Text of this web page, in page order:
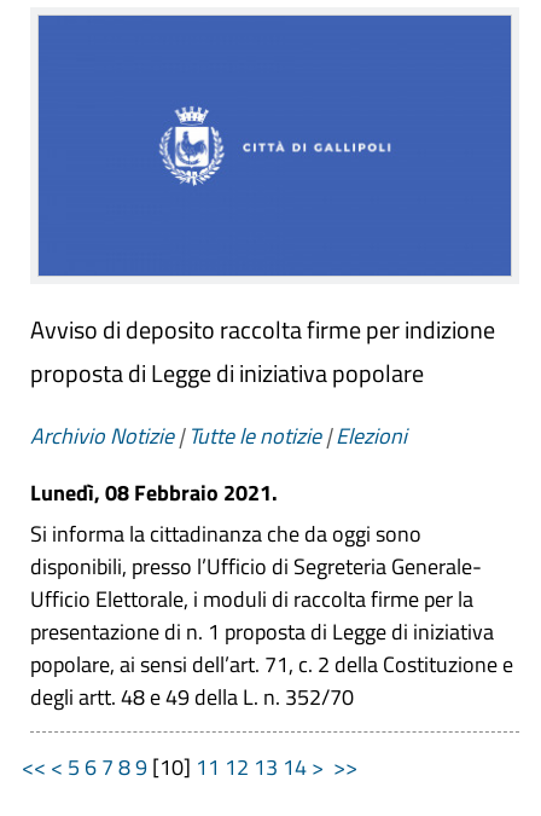
Avviso di deposito raccolta firme per indizione
proposta di Legge di iniziativa popolare
Archivio Notizie|Tutte le notizie|Elezioni
Lunedì, 08 Febbraio 2021.
Si informa la cittadinanza che da oggi sono
disponibili, presso l’Ufficio di Segreteria Generale-
Ufficio Elettorale, i moduli di raccolta firme per la
presentazione di n. 1 proposta di Legge di iniziativa
popolare, ai sensi dell’art. 71, c. 2 della Costituzione e
degli artt. 48 e 49 della L. n. 352/70
<< < 5 6789[10] 11 12 13 14> >>